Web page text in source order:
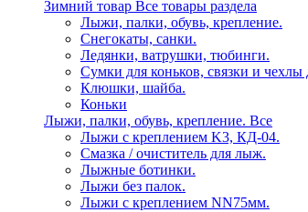
Зимний товар Все товары раздела
Лыжи, палки, обувь, крепление.
Снегокаты, санки.
Ледянки, ватрушки, тюбинги.
Сумки для коньков, связки и
Клюшки, шайба.
Коньки
Лыжи, палки, обувь, крепление. Все
Лыжи с креплением K3, КД-04.
Смазка / очиститель для лыж.
Лыжные ботинки.
Лыжи без палок.
Лыжи с креплением NN75мм.